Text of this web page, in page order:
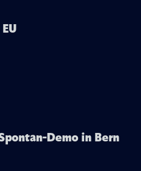
Demo in Bern